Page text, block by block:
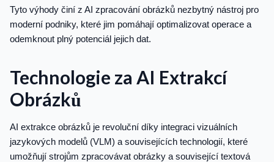
Tyto výhody činí z AI zpracování obrázků nezbytný nástroj pro
moderní podniky, které jim pomáhají optimalizovat operace a
odemknout plný potenciál jejich dat.
Technologie za AI Extrakcí
Obrázků
AI extrakce obrázků je revoluční díky integraci vizuálních
jazykových modelů (VLM) a souvisejících technologií, které
umožňují strojům zpracovávat obrázky a související textová